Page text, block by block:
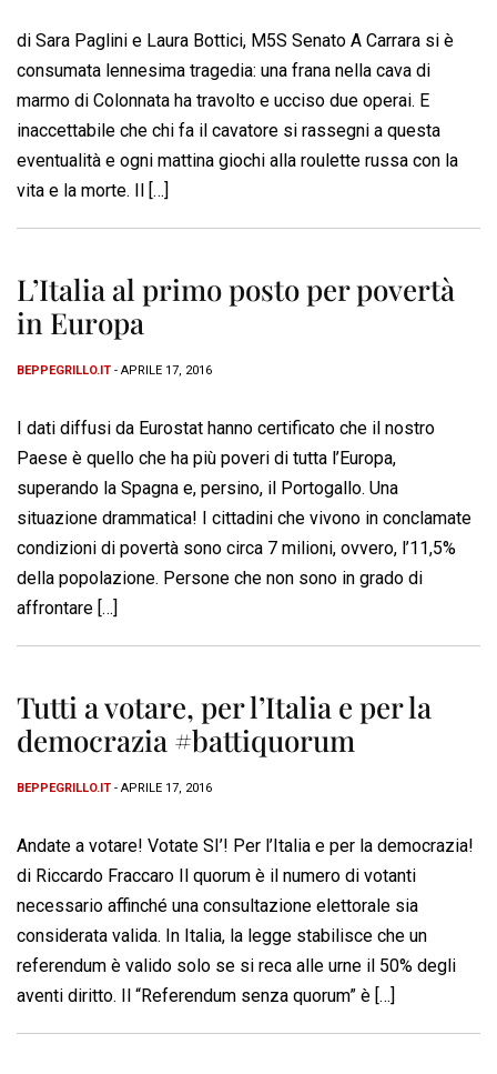
di Sara Paglini e Laura Bottici, M5S Senato A Carrara si è
consumata lennesima tragedia: una frana nella cava di
marmo di Colonnata ha travolto e ucciso due operai. E
inaccettabile che chi fa il cavatore si rassegni a questa
eventualità e ogni mattina giochi alla roulette russa con la
vita e la morte. Il […]
L’Italia al primo posto per povertà
in Europa
BEPPEGRILLO.IT - APRILE 17, 2016
I dati diffusi da Eurostat hanno certificato che il nostro
Paese è quello che ha più poveri di tutta l’Europa,
superando la Spagna e, persino, il Portogallo. Una
situazione drammatica! I cittadini che vivono in conclamate
condizioni di povertà sono circa 7 milioni, ovvero, l’11,5%
della popolazione. Persone che non sono in grado di
affrontare […]
Tutti a votare, per l’Italia e per la
democrazia #battiquorum
BEPPEGRILLO.IT - APRILE 17, 2016
Andate a votare! Votate SI’! Per l’Italia e per la democrazia!
di Riccardo Fraccaro Il quorum è il numero di votanti
necessario affinché una consultazione elettorale sia
considerata valida. In Italia, la legge stabilisce che un
referendum è valido solo se si reca alle urne il 50% degli
aventi diritto. Il “Referendum senza quorum” è […]